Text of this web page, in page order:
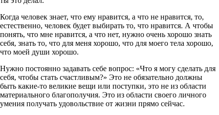
Когда человек знает, что ему нравится, а что не нравится, то,
естественно, человек будет выбирать то, что нравится. А чтобы
понять, что мне нравится, а что нет, нужно очень хорошо знать
себя, знать то, что для меня хорошо, что для моего тела хорошо,
что моей души хорошо.
Нужно постоянно задавать себе вопрос: «Что я могу сделать для
себя, чтобы стать счастливым?» Это не обязательно должны
быть какие-то великие вещи или поступки, это не из области
материального благополучия. Это из области своего личного
умения получать удовольствие от жизни прямо сейчас.